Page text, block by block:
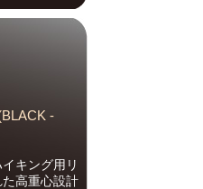
-
キング用リ
高重心設計